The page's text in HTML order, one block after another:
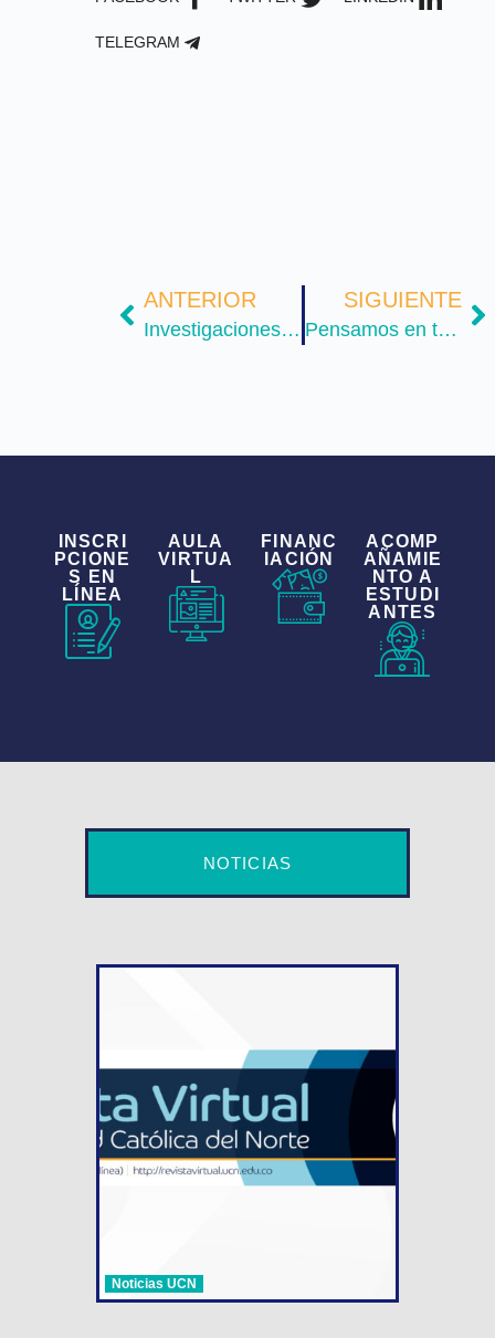
TELEGRAM
ANTERIOR
Investigaciones e Innovación
SIGUIENTE
Pensamos en tu Bienestar
INSCRI
PCIONE
S EN
LÍNEA
AULA
VIRTUA
L
FINANC
IACIÓN
ACOMP
AÑAMIE
NTO A
ESTUDI
ANTES
NOTICIAS
Noticias UCN